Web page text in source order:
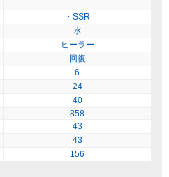
・SSR
水
ヒーラー
回復
6
24
40
858
43
43
156